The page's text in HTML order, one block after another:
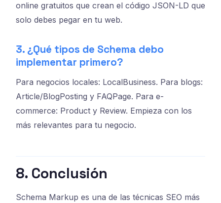
online gratuitos que crean el código JSON-LD que
solo debes pegar en tu web.
3. ¿Qué tipos de Schema debo
implementar primero?
Para negocios locales: LocalBusiness. Para blogs:
Article/BlogPosting y FAQPage. Para e-
commerce: Product y Review. Empieza con los
más relevantes para tu negocio.
8. Conclusión
Schema Markup es una de las técnicas SEO más